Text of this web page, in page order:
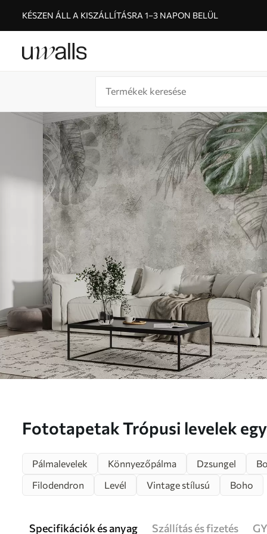
KÉSZEN ÁLL A KISZÁLLÍTÁSRA 1–3 NAPON BELÜL
Fototapetak Trópusi levelek
Pálmalevelek Könnyezőpálma Dzsungel
Filodendron
Levél Vintage stílusú Boho
Specifikációk és anyag Szállítás és fizetés